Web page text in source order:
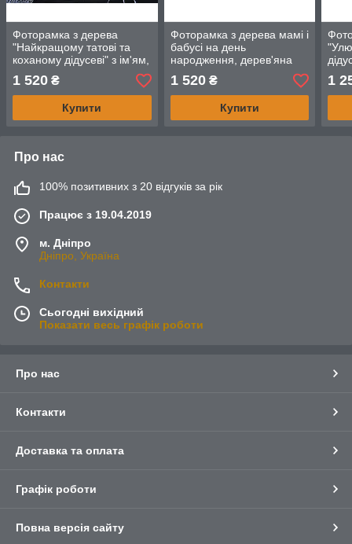
Фоторамка з дерева
"Найкращому татові та
коханому дідусеві" з ім'ям,
фоторамка на 7 фото
1 520 ₴
Купити
Фоторамка з дерева мамі і
бабусі на день
народження, дерев'яна
фоторамка на 55 років
(будь-яка дата).
1 520₴
Купити
1
Про нас
100% позитивних з 20 відгуків за рік
Працює з 19.04.2019
м. Дніпро
Дніпро, Україна
Контакти
Сьогодні вихідний
Показати весь графік роботи
Про нас
Контакти
Доставка та оплата
Графік роботи
Повна версія сайту